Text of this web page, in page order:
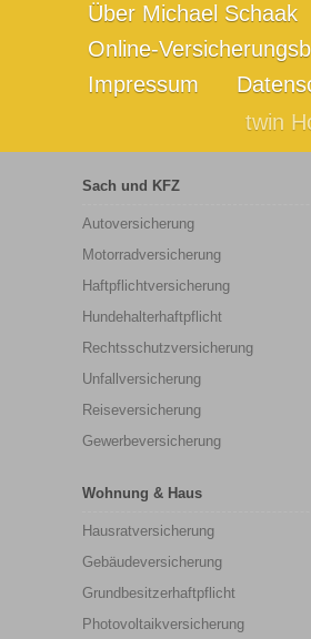
Über Michael Schaak
Online-
Impressum
twin
Sach und KFZ
Autoversicherung
Motorradversicherung
Haftpflichtversicherung
Hundehalterhaftpflicht
Rechtsschutzversicherung
Unfallversicherung
Reiseversicherung
Gewerbeversicherung
Wohnung & Haus
Hausratversicherung
Gebäudeversicherung
Grundbesitzerhaftpflicht
Photovoltaikversicherung